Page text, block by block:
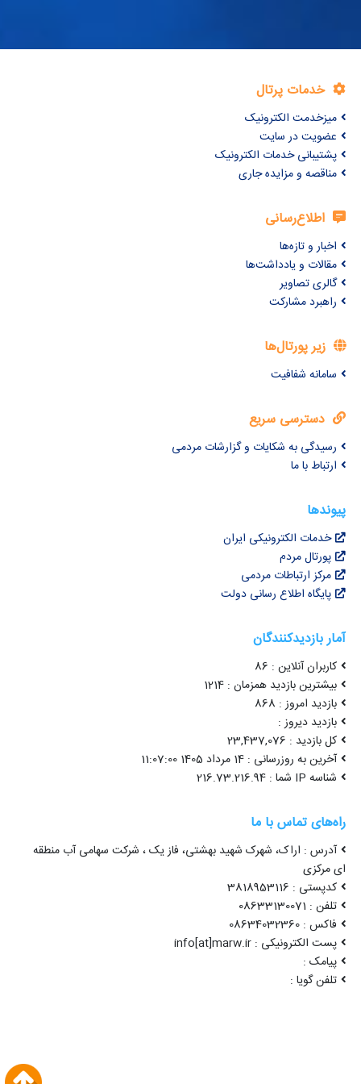
خدمات پرتال
میزخدمت الکترونیک
عضویت در سایت
پشتیبانی خدمات الکترونیک
مناقصه و مزایده جاری
اطلاع‌رسانی
اخبار و تازه‌ها
مقالات و یادداشت‌ها
گالری تصاویر
راهبرد مشارکت
زیر پورتال‌ها
سامانه شفافیت
دسترسی سریع
رسیدگی به شکایات و گزارشات مردمی
ارتباط با ما
پیوندها
خدمات الکترونیکی ایران
پورتال مردم
مرکز ارتباطات مردمی
پایگاه اطلاع رسانی دولت
آمار بازدیدکنندگان
کاربران آنلاین : 86
بیشترین بازدید همزمان : 1214
بازدید امروز : 868
بازدید دیروز :
کل بازدید : 23,437,076
آخرین به روزرسانی : 14 مرداد 1405 11:07:00
شناسه IP شما : 216.73.216.94
راه‌های تماس با ما
آدرس : اراک، شهرک شهید بهشتی، فاز یک ، شرکت سهامی آب منطقه
ای مرکزی
کدپستی : 3818953116
تلفن : 08633130071
فاکس : 08634032360
پست الکترونیکی : info[at]marw.ir
پیامک :
تلفن گویا :